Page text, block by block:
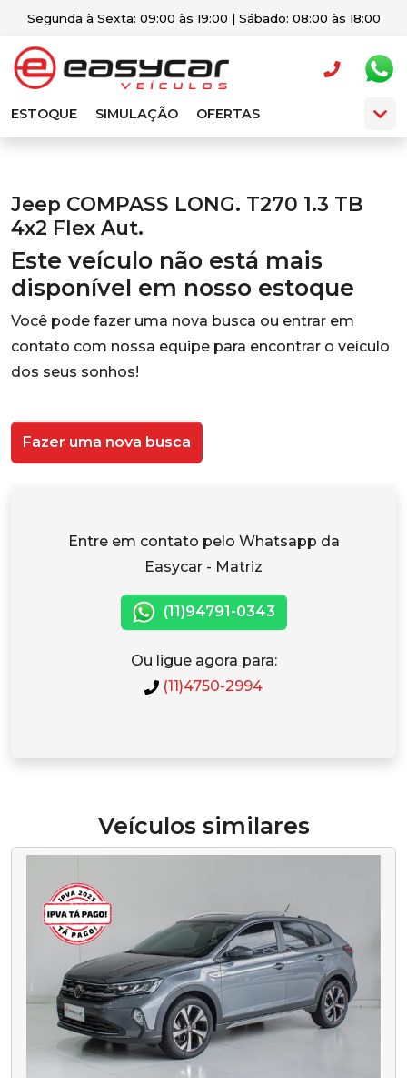
Segunda à Sexta: 09:00 às 19:00 | Sábado: 08:00 às 18:00
ESTOQUE SIMULAÇÃO OFERTAS
Jeep COMPASS LONG. T270 1.3 TB
4x2 Flex Aut.
Este veículo não está mais
disponível em nosso estoque
Você pode fazer uma nova busca ou entrar em
contato com nossa equipe para encontrar o veículo
dos seus sonhos!
Fazer uma nova busca
Entre em contato pelo Whatsapp da
Easycar - Matriz
(11)94791-0343
Ou ligue agora para:
(11)4750-2994
Veículos similares